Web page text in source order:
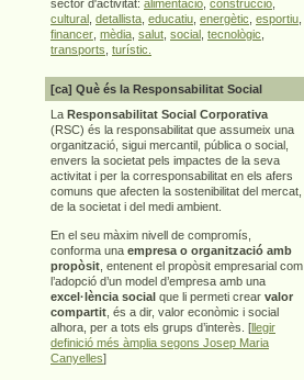
sector d'activitat: alimentació construcció
cultural detallista educatiu energètic esportiu
financer mèdia salut social tecnològic
transports turístic.
[ca] Què és la Responsabilitat Social
La Responsabilitat Social Corporativa
(RSC) és la responsabilitat que assumeix una
organització, sigui mercantil, pública o social,
envers la societat pels impactes de la seva
activitat i per la corresponsabilitat en els afers
comuns que afecten la sostenibilitat del mercat,
de la societat i del medi ambient.
En el seu màxim nivell de compromís,
conforma una empresa o organització amb
propòsit , entenent el propòsit empresarial com
l’adopció d’un model d’empresa amb una
excel·lència social que li permeti crear valor
compartit , és a dir, valor econòmic i social
alhora, per a tots els grups d’interès. [llegir
definició més àmplia segons Josep Maria
Canyelles]